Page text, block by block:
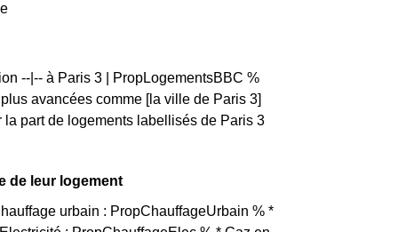
--|-- à Paris 3 | PropLogementsBBC %
avancées comme [la ville de Paris 3]
part de logements labellisés de Paris 3
de leur logement
urbain : PropChauffageUrbain % *